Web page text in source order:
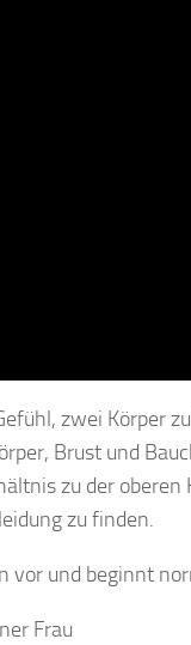
zwei Körper
Brust und
zu der oberen
zu finden.
vor und beginnt
Frau